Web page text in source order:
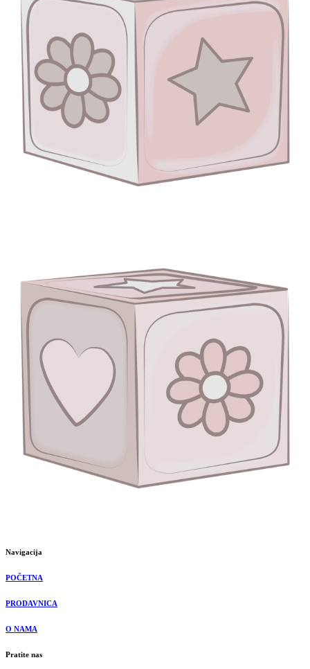
Navigacija
POČETNA
PRODAVNICA
O NAMA
Pratite nas